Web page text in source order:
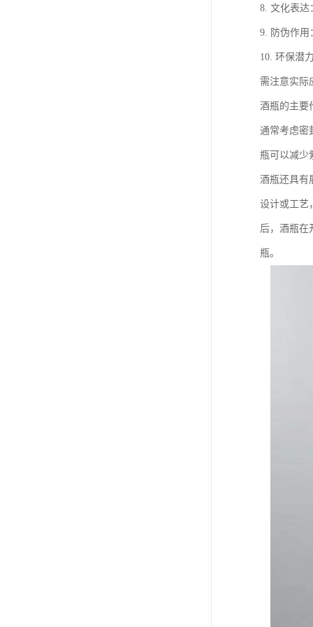
8. 文化表达
9. 防伪作用
10. 环保潜
需注意实际
酒瓶的主要
通常考虑密
瓶可以减少
酒瓶还具有
设计或工艺
后，酒瓶在
瓶。